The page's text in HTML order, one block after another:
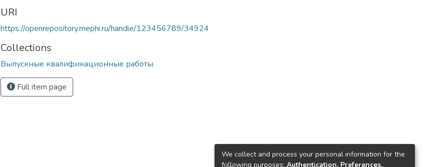
URI
https://openrepository.mephi.ru/handle/123456789/34924
Collections
Выпускные квалификационные работы
Full item page
We collect and process your personal information for the
following purposes: Authentication, Preferences,